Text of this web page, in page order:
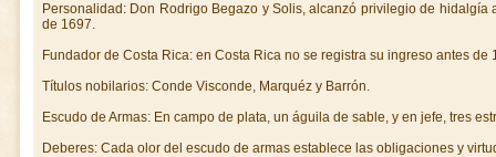
Personalidad: Don Rodrigo Begazo y Solis, alcanzó privilegio de
de 1697.
Fundador de Costa Rica: en Costa Rica no se registra su ingreso antes de
Títulos nobilarios: Conde Visconde, Marquéz y Barrón.
Escudo de Armas: En campo de plata, un águila de sable, y en jefe, tres
Deberes: Cada olor del escudo de armas establece las obligaciones y